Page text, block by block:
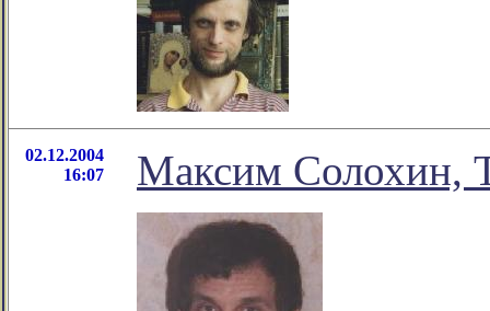
02.12.2004
16:07
Максим Солохин,